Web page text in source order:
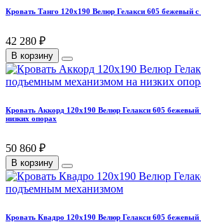
Кровать Танго 120х190 Велюр Гелакси 605 бежевый
42 280 ₽
В корзину
Кровать Аккорд 120х190 Велюр Гелакси 605
низких опорах
50 860 ₽
В корзину
Кровать Квадро 120х190 Велюр Гелакси 605